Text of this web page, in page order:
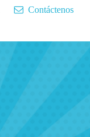
Contáctenos